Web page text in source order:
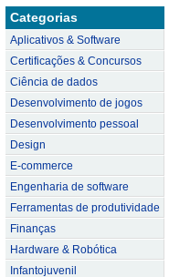
Categorias
Aplicativos & Software
Certificações & Concursos
Ciência de dados
Desenvolvimento de jogos
Desenvolvimento pessoal
Design
E-commerce
Engenharia de software
Ferramentas de produtividade
Finanças
Hardware & Robótica
Infantojuvenil